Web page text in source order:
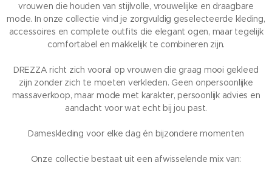
vrouwen die houden van stijlvolle, vrouwelijke en draagbare
mode. In onze collectie vind je zorgvuldig geselecteerde kleding,
accessoires en complete outfits die elegant ogen, maar tegelijk
comfortabel en makkelijk te combineren zijn.
DREZZA richt zich vooral op vrouwen die graag mooi gekleed
zijn zonder zich te moeten verkleden. Geen onpersoonlijke
massaverkoop, maar mode met karakter, persoonlijk advies en
aandacht voor wat echt bij jou past.
Dameskleding voor elke dag én bijzondere momenten
Onze collectie bestaat uit een afwisselende mix van: